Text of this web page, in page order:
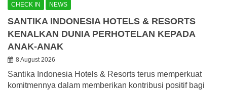
CHECK IN NEWS
SANTIKA INDONESIA HOTELS & RESORTS
KENALKAN DUNIA PERHOTELAN KEPADA
ANAK-ANAK
8 August 2026
Santika Indonesia Hotels & Resorts terus memperkuat
komitmennya dalam memberikan kontribusi positif bagi